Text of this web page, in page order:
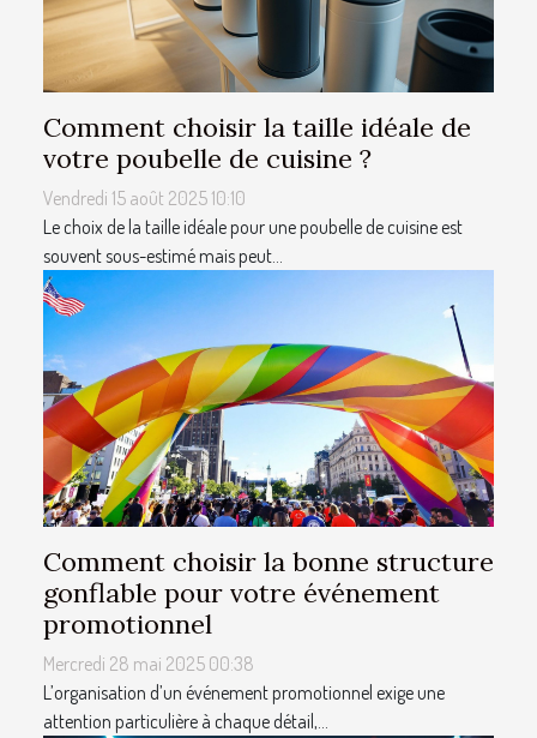
Comment choisir la taille idéale de
votre poubelle de cuisine ?
Vendredi 15 août 2025 10:10
Le choix de la taille idéale pour une poubelle de cuisine est
souvent sous-estimé mais peut...
Comment choisir la bonne structure
gonflable pour votre événement
promotionnel
Mercredi 28 mai 2025 00:38
L’organisation d’un événement promotionnel exige une
attention particulière à chaque détail,...